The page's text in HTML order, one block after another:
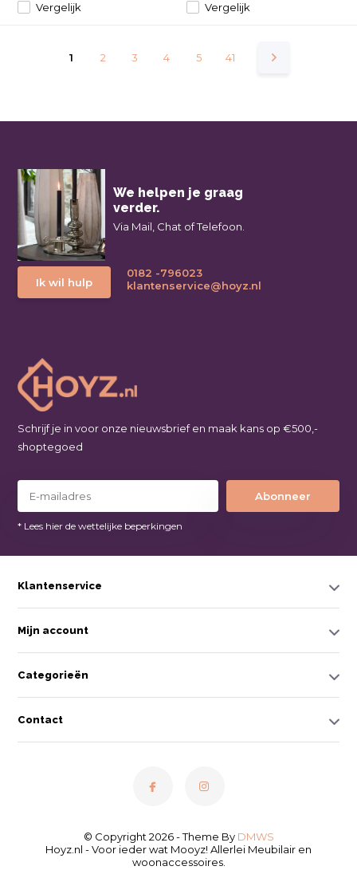
Vergelijk Vergelijk
1 2 3 4 5 41
We helpen je graag
verder.
Via Mail, Chat of Telefoon.
Ik wil hulp
0182 -796023
klantenservice@hoyz.nl
Schrijf je in voor onze nieuwsbrief en maak kans op €500,-
shoptegoed
Abonneer
* Lees hier de wettelijke beperkingen
Klantenservice
Mijn account
Categorieën
Contact
© Copyright 2026 - Theme By DMWS
Hoyz.nl - Voor ieder wat Mooyz! Allerlei Meubilair en
woonaccessoires.